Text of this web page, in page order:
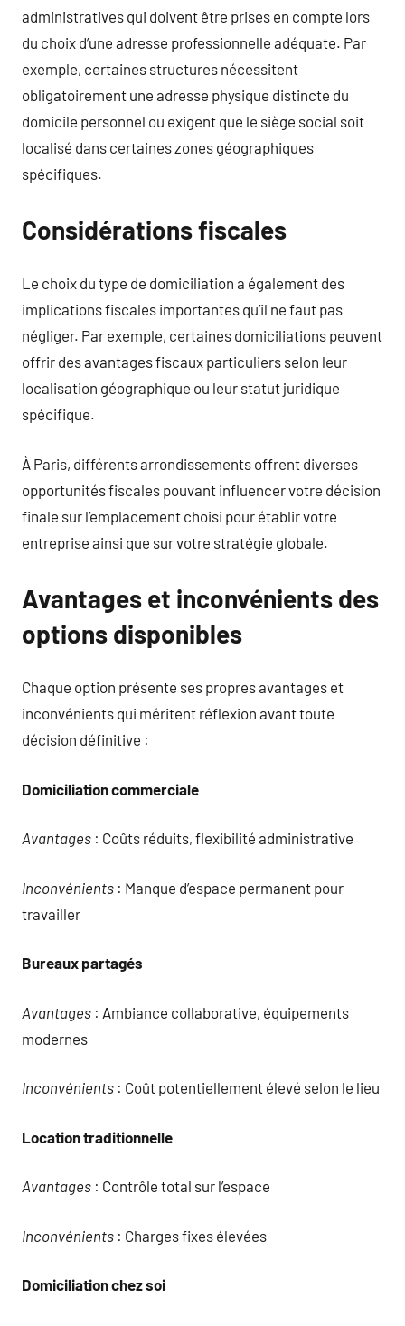
administratives qui doivent être prises en compte lors
du choix d’une adresse professionnelle adéquate. Par
exemple, certaines structures nécessitent
obligatoirement une adresse physique distincte du
domicile personnel ou exigent que le siège social soit
localisé dans certaines zones géographiques
spécifiques.
Considérations fiscales
Le choix du type de domiciliation a également des
implications fiscales importantes qu’il ne faut pas
négliger. Par exemple, certaines domiciliations peuvent
offrir des avantages fiscaux particuliers selon leur
localisation géographique ou leur statut juridique
spécifique.
À Paris, différents arrondissements offrent diverses
opportunités fiscales pouvant influencer votre décision
finale sur l’emplacement choisi pour établir votre
entreprise ainsi que sur votre stratégie globale.
Avantages et inconvénients des
options disponibles
Chaque option présente ses propres avantages et
inconvénients qui méritent réflexion avant toute
décision définitive :
Domiciliation commerciale
Avantages : Coûts réduits, flexibilité administrative
Inconvénients : Manque d’espace permanent pour
travailler
Bureaux partagés
Avantages : Ambiance collaborative, équipements
modernes
Inconvénients : Coût potentiellement élevé selon le lieu
Location traditionnelle
Avantages : Contrôle total sur l’espace
Inconvénients : Charges fixes élevées
Domiciliation chez soi